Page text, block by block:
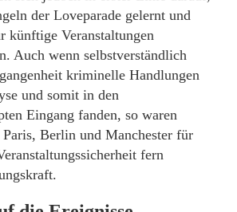
der Loveparade gelernt und
künftige Veranstaltungen
Auch wenn selbstverständlich
kriminelle Handlungen
und somit in den
Eingang fanden, so waren
Berlin und Manchester für
fern